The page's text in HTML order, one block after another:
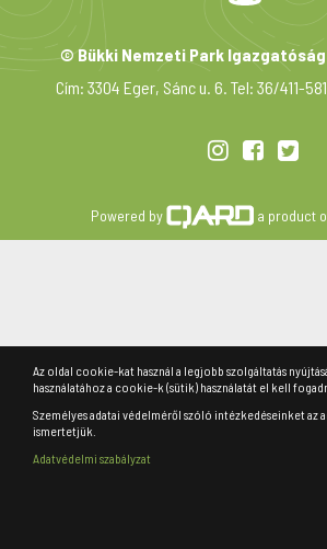
© Bükki Nemzeti Park Igazgatóság
Cím: 3304 Eger, Sánc u. 6. Tel: 36/411-
Powered by a product
Az oldal cookie-kat használ a legjobb szolgáltatás
használatához a cookie-k (sütik) használatát el kell
Személyes adatai védelméről szóló intézkedéseinket az
ismertetjük.
Adatvédelmi szabályzat